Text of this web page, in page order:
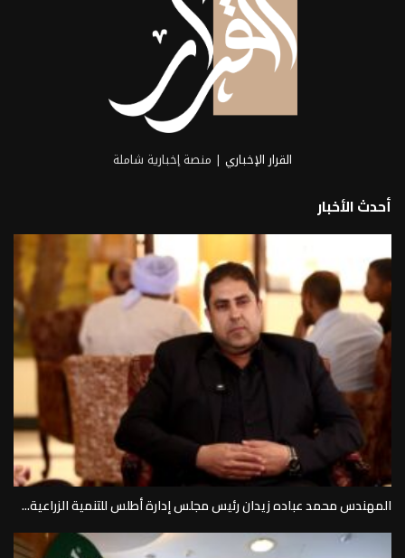
القرار الإخباري | منصة إخبارية شاملة
أحدث الأخبار
المهندس محمد عباده زيدان رئيس مجلس إدارة أطلس للتنمية الزراعية...